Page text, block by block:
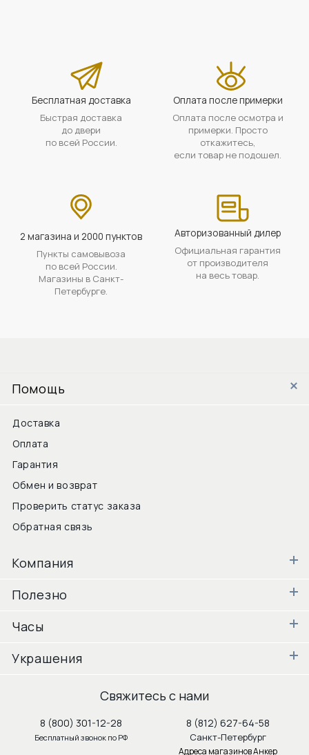
Бесплатная доставка
Быстрая доставка
до двери
по всей России.
Оплата после примерки
Оплата после осмотра и
примерки. Просто
откажитесь,
если товар не подошел.
2 магазина и 2000 пунктов
Пункты самовывоза
по всей России.
Магазины в Санкт-
Петербурге.
Авторизованный дилер
Официальная гарантия
от производителя
на весь товар.
Помощь
Доставка
Оплата
Гарантия
Обмен и возврат
Проверить статус заказа
Обратная связь
Компания
Полезно
Часы
Украшения
Свяжитесь с нами
8 (800) 301-12-28
Бесплатный звонок по РФ
8 (812) 627-64-58
Санкт-Петербург
Адреса магазинов Анкер